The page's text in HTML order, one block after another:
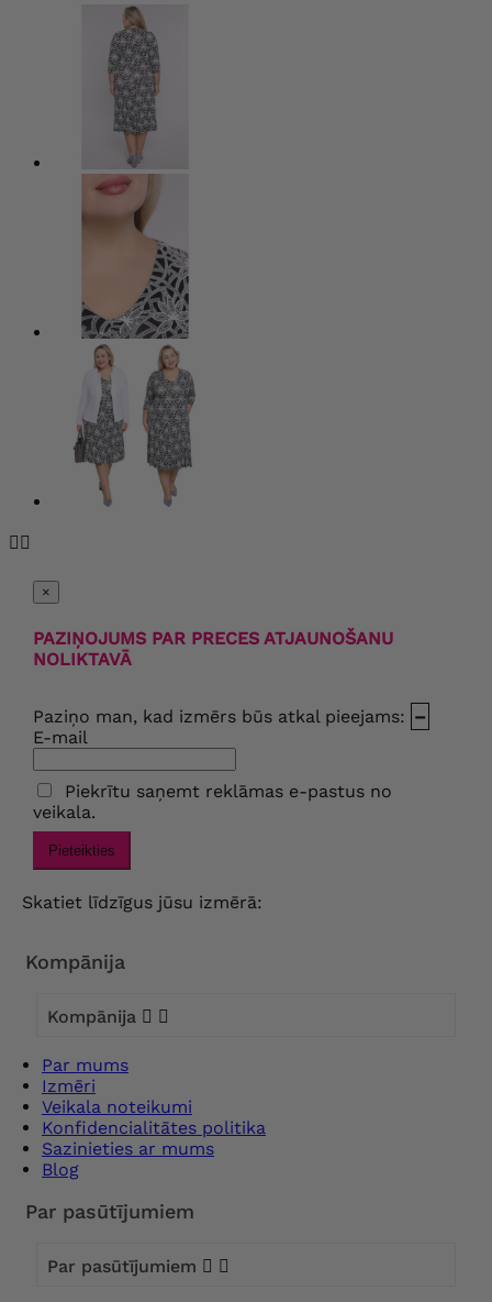
 
×
PAZIŅOJUMS PAR PRECES ATJAUNOŠANU
NOLIKTAVĀ
Paziņo man, kad izmērs būs atkal pieejams: –
E-mail
Piekrītu saņemt reklāmas e-pastus no
veikala.
Pieteikties
Skatiet līdzīgus jūsu izmērā:
Kompānija
Kompānija  
Par mums
Izmēri
Veikala noteikumi
Konfidencialitātes politika
Sazinieties ar mums
Blog
Par pasūtījumiem
Par pasūtījumiem  